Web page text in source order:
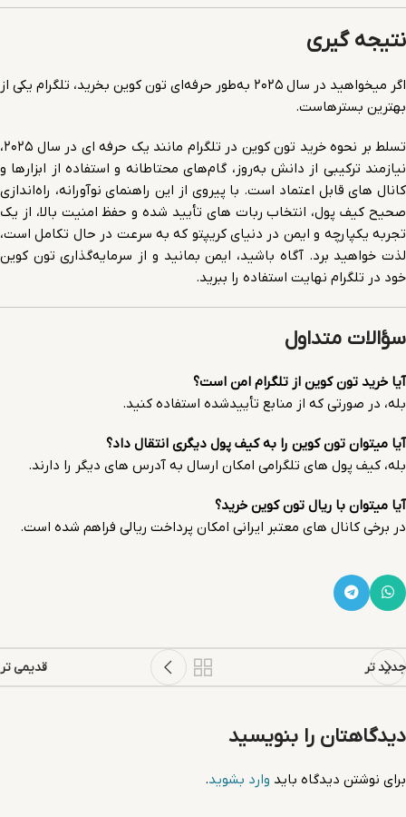
نتیجه گیری
اگر میخواهید در سال ۲۰۲۵ به‌طور حرفه‌ای تون کوین بخرید، تلگرام یکی از
بهترین بسترهاست.
تسلط بر نحوه خرید تون کوین در تلگرام مانند یک حرفه ای در سال ۲۰۲۵،
نیازمند ترکیبی از دانش به‌روز، گام‌های محتاطانه و استفاده از ابزارها و
کانال های قابل اعتماد است. با پیروی از این راهنمای نوآورانه، راه‌اندازی
صحیح کیف پول، انتخاب ربات های تأیید شده و حفظ امنیت بالا، از یک
تجربه یکپارچه و ایمن در دنیای کریپتو که به سرعت در حال تکامل است،
لذت خواهید برد. آگاه باشید، ایمن بمانید و از سرمایه‌گذاری تون کوین
خود در تلگرام نهایت استفاده را ببرید.
سؤالات متداول
آیا خرید تون کوین از تلگرام امن است؟
بله، در صورتی که از منابع تأییدشده استفاده کنید.
آیا میتوان تون کوین را به کیف پول دیگری انتقال داد؟
بله، کیف پول های تلگرامی امکان ارسال به آدرس های دیگر را دارند.
آیا میتوان با ریال تون کوین خرید؟
در برخی کانال های معتبر ایرانی امکان پرداخت ریالی فراهم شده است.
جدید تر قدیمی تر
دیدگاهتان را بنویسید
برای نوشتن دیدگاه باید وارد بشوید.